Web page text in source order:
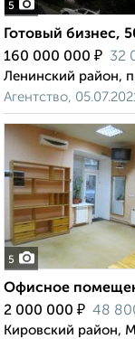
5
Готовый бизнес,
160 000 000 ₽ 32
Ленинский район,
Агентство,
5
Офисное
2 000 000 ₽ 48
Кировский район,